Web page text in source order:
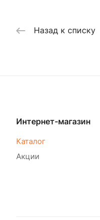
Назад к списку
Интернет-магазин
Каталог
Акции